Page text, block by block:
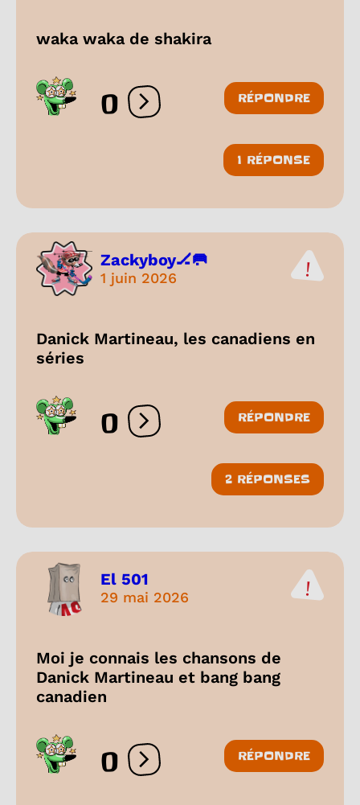
waka waka de shakira
0 Ouvrir les réactions
RÉPONDRE
1 RÉPONSE
Zackyboy🏒🥅
1 juin 2026
Danick Martineau, les canadiens en
séries
0 Ouvrir les réactions
RÉPONDRE
2 RÉPONSES
El 501
29 mai 2026
Moi je connais les chansons de
Danick Martineau et bang bang
canadien
0 Ouvrir les réactions
RÉPONDRE